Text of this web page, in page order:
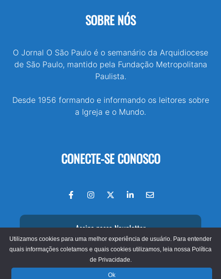
SOBRE NÓS
O Jornal O São Paulo é o semanário da Arquidiocese
de São Paulo, mantido pela Fundação Metropolitana
Paulista.
Desde 1956 formando e informando os leitores sobre
a Igreja e o Mundo.
CONECTE-SE CONOSCO
Assine nossa Newsletter
© 2026 - Jornal O São Paulo
Fundação Metropolitana Paulista
Ok
Utilizamos cookies para uma melhor experiência de usuário. Para entender
quais informações coletamos e quais cookies utilizamos, leia nossa Política
de Privacidade.